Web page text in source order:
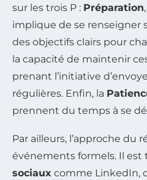
sur les trois P : Préparation,
implique de se renseigner
des objectifs clairs pour
la capacité de maintenir
prenant l’initiative
régulières. Enfin, la
prennent du temps à se
Par ailleurs, l’approche du
événements formels. Il est
sociaux comme LinkedIn,